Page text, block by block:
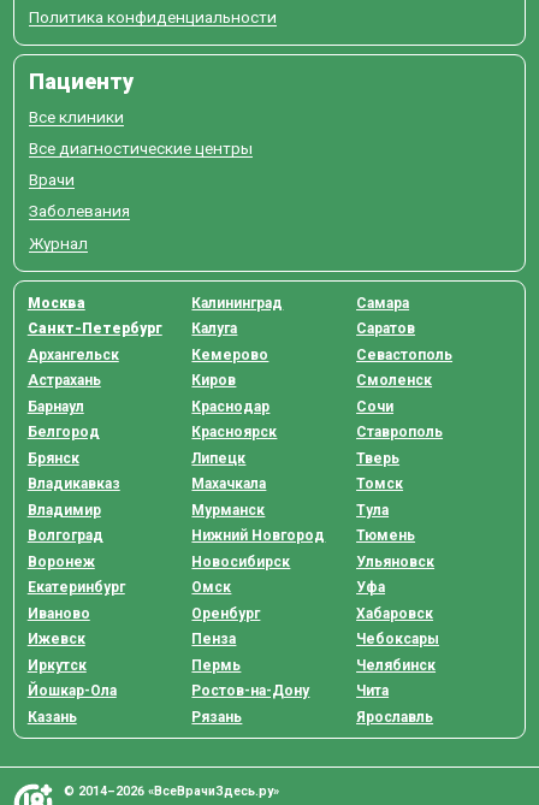
Политика конфиденциальности
Пациенту
Все клиники
Все диагностические центры
Врачи
Заболевания
Журнал
Москва
Санкт-Петербург
Архангельск
Астрахань
Барнаул
Белгород
Брянск
Владикавказ
Владимир
Волгоград
Воронеж
Екатеринбург
Иваново
Ижевск
Иркутск
Йошкар-Ола
Казань
Калининград
Калуга
Кемерово
Киров
Краснодар
Красноярск
Липецк
Махачкала
Мурманск
Нижний Новгород
Новосибирск
Омск
Оренбург
Пенза
Пермь
Ростов-на-Дону
Рязань
Самара
Саратов
Севастополь
Смоленск
Сочи
Ставрополь
Тверь
Томск
Тула
Тюмень
Ульяновск
Уфа
Хабаровск
Чебоксары
Челябинск
Чита
Ярославль
© 2014–2026 «ВсеВрачиЗдесь.ру»